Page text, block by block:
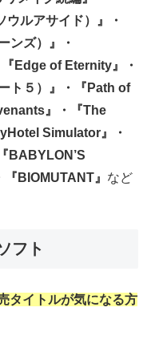
ウルアサイド）』・
ンズ）』・
Edge of Eternity』・
ト５）』・『Path of
』・『The
Simulator 』・
BABYLON’S
BIOMUTANT』 など
フト
タイトルが気になる方